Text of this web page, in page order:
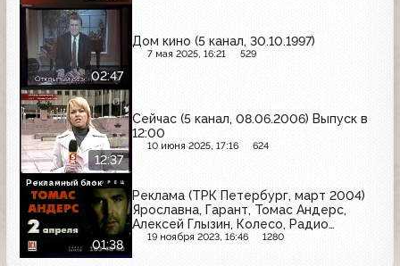
02:47
Дом кино (5 канал, 30.10.1997)
7 мая 2025, 16:21 529
12:37
Сейчас (5 канал, 08.06.2006) Выпуск в
12:00
10 июня 2025, 17:16 624
01:38
Реклама (ТРК Петербург, март 2004)
Ярославна, Гарант, Томас Андерс,
Алексей Глызин, Колесо, Радио
Балтика,
19 ноября 2023, 16:46 1280
Рекламный блок